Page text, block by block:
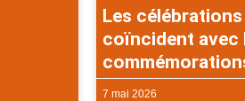
Les
coïncident avec
7 mai 2026